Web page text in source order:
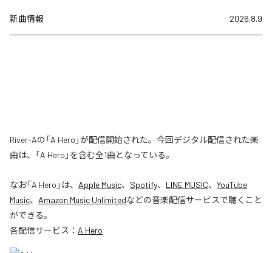
新曲情報 2026.8.9
River-Aの「A Hero」が配信開始された。今回デジタル配信された楽
曲は、「A Hero」を含む全1曲となっている。
なお「A Hero 」は、 Apple Music、 Spotify、 LINE MUSIC、 YouTube
Music、 Amazon Music Unlimitedなどの音楽配信サービスで聴くこと
ができる。
各配信サービス： A Hero